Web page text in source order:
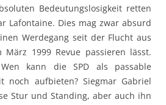
Bedeutungslosigkeit retten
Lafontaine. Dies mag zwar absurd
Werdegang seit der Flucht aus
1999 Revue passieren lässt.
kann die SPD als passable
noch aufbieten? Siegmar Gabriel
Stur und Standing, aber auch ihn